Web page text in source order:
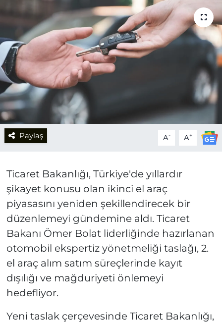
Paylaş A- A+
Ticaret Bakanlığı, Türkiye'de yıllardır
şikayet konusu olan ikinci el araç
piyasasını yeniden şekillendirecek bir
düzenlemeyi gündemine aldı. Ticaret
Bakanı Ömer Bolat liderliğinde hazırlanan
otomobil ekspertiz yönetmeliği taslağı, 2.
el araç alım satım süreçlerinde kayıt
dışılığı ve mağduriyeti önlemeyi
hedefliyor.
Yeni taslak çerçevesinde Ticaret Bakanlığı,